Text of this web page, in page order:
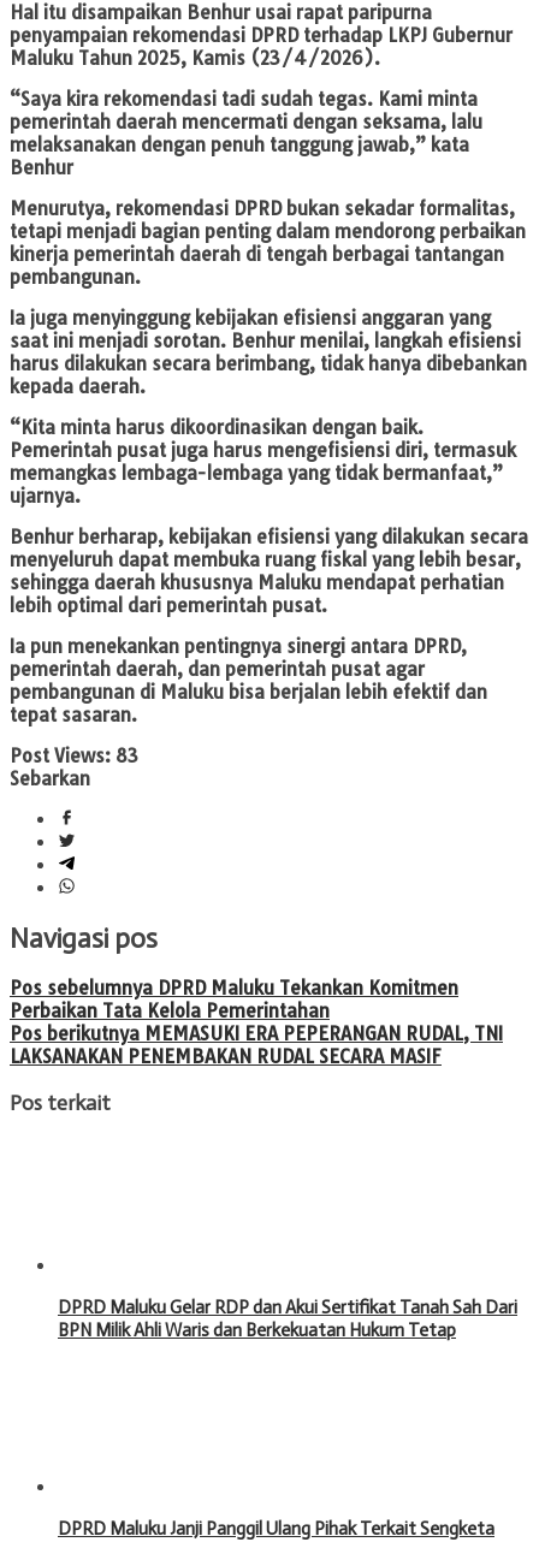
Hal itu disampaikan Benhur usai rapat paripurna
penyampaian rekomendasi DPRD terhadap LKPJ Gubernur
Maluku Tahun 2025, Kamis (23/4/2026).
“Saya kira rekomendasi tadi sudah tegas. Kami minta
pemerintah daerah mencermati dengan seksama, lalu
melaksanakan dengan penuh tanggung jawab,” kata
Benhur
Menurutya, rekomendasi DPRD bukan sekadar formalitas,
tetapi menjadi bagian penting dalam mendorong perbaikan
kinerja pemerintah daerah di tengah berbagai tantangan
pembangunan.
Ia juga menyinggung kebijakan efisiensi anggaran yang
saat ini menjadi sorotan. Benhur menilai, langkah efisiensi
harus dilakukan secara berimbang, tidak hanya dibebankan
kepada daerah.
“Kita minta harus dikoordinasikan dengan baik.
Pemerintah pusat juga harus mengefisiensi diri, termasuk
memangkas lembaga-lembaga yang tidak bermanfaat,”
ujarnya.
Benhur berharap, kebijakan efisiensi yang dilakukan secara
menyeluruh dapat membuka ruang fiskal yang lebih besar,
sehingga daerah khususnya Maluku mendapat perhatian
lebih optimal dari pemerintah pusat.
Ia pun menekankan pentingnya sinergi antara DPRD,
pemerintah daerah, dan pemerintah pusat agar
pembangunan di Maluku bisa berjalan lebih efektif dan
tepat sasaran.
Post Views: 83
Sebarkan
Navigasi pos
Pos sebelumnya DPRD Maluku Tekankan Komitmen
Perbaikan Tata Kelola Pemerintahan
Pos berikutnya MEMASUKI ERA PEPERANGAN RUDAL, TNI
LAKSANAKAN PENEMBAKAN RUDAL SECARA MASIF
Pos terkait
DPRD Maluku Gelar RDP dan Akui Sertifikat Tanah Sah Dari
BPN Milik Ahli Waris dan Berkekuatan Hukum Tetap
DPRD Maluku Janji Panggil Ulang Pihak Terkait Sengketa